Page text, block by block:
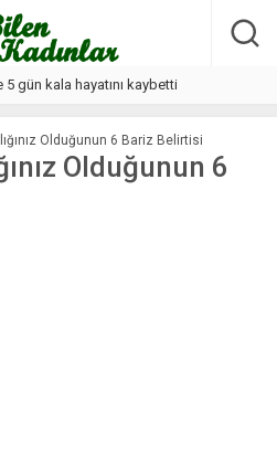
gün kala hayatını kaybetti
Olduğunun 6 Bariz Belirtisi
Olduğunun 6